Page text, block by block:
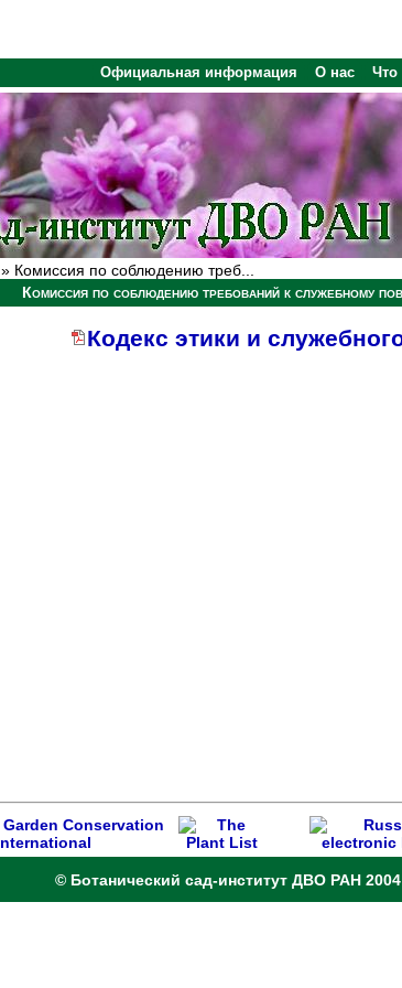
Официальная информация О нас
» Комиссия по соблюдению треб...
Комиссия по соблюдению требований к служебному
Кодекс этики и
© Ботанический сад-институт ДВО РАН 2004